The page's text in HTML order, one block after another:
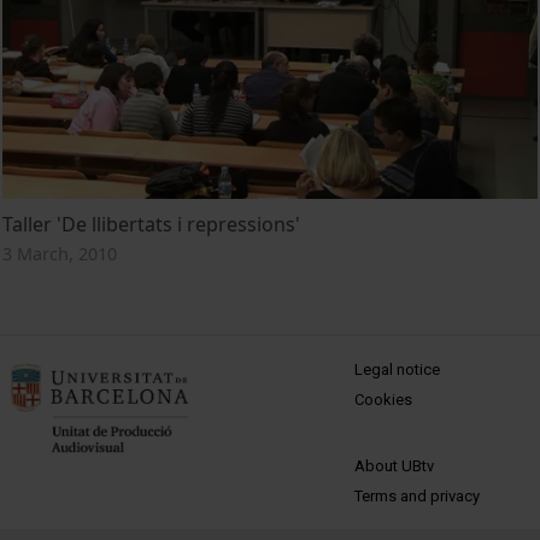
Taller 'De llibertats i repressions'
3 March, 2010
MENÚ PEU 1
Legal notice
Cookies
PEU 2
About UBtv
Terms and privacy